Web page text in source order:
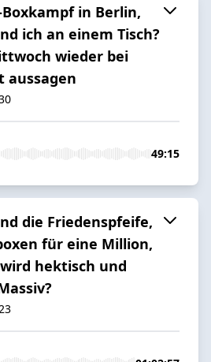
Boxkampf in Berlin,
ich an einem Tisch?
wieder bei
aussagen
49:15
die Friedenspfeife,
für eine Million,
hektisch und